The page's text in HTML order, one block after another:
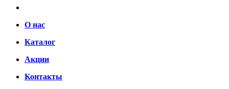
О нас
Каталог
Акции
Контакты